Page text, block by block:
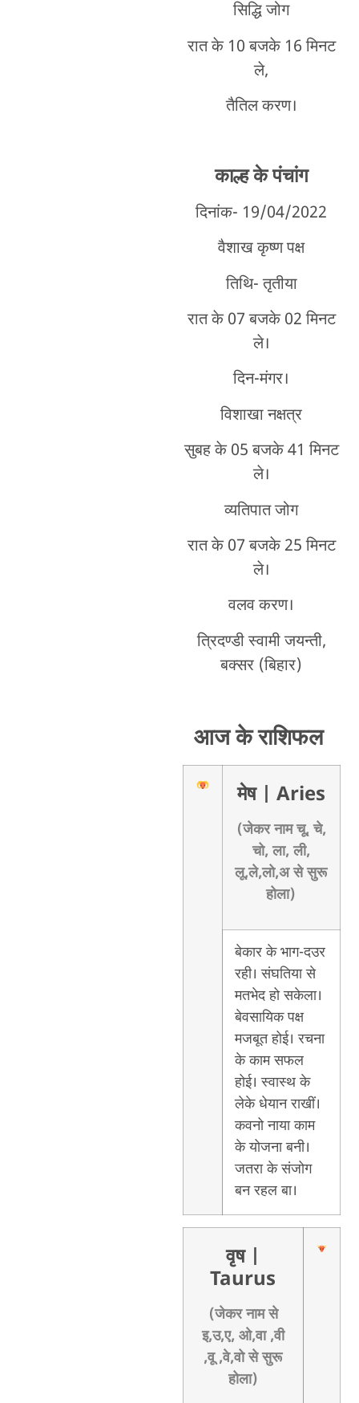
सिद्धि जोग
रात के 10 बजके 16 मिनट
ले,
तैतिल करण।
काल्ह के पंचांग
दिनांक- 19/04/2022
वैशाख कृष्ण पक्ष
तिथि- तृतीया
रात के 07 बजके 02 मिनट
ले।
दिन-मंगर।
विशाखा नक्षत्र
सुबह के 05 बजके 41 मिनट
ले।
व्यतिपात जोग
रात के 07 बजके 25 मिनट
ले।
वलव करण।
त्रिदण्डी स्वामी जयन्ती,
बक्सर (बिहार)
आज के राशिफल
मेष | Aries
(जेकर नाम चू, चे,
चो, ला, ली,
लू,ले,लो,अ से सुरू
होला)
बेकार के भाग-दउर
रही। संघतिया से
मतभेद हो सकेला।
बेवसायिक पक्ष
मजबूत होई। रचना
के काम सफल
होई। स्वास्थ के
लेके धेयान राखीं।
कवनो नाया काम
के योजना बनी।
जतरा के संजोग
बन रहल बा।
वृष
Taurus
(जेकर नाम से
इ,उ,ए, ओ,वा ,वी
,वू ,वे,वो से सुरू
होला)